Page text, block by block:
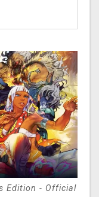
Edition - Official